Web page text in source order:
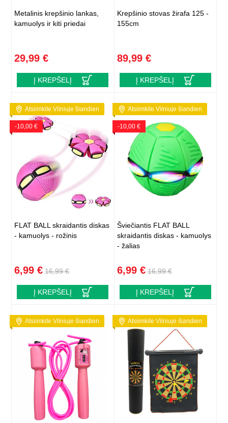
Metalinis krepšinio lankas,
kamuolys ir kiti priedai
29,99 €
Į KREPŠELĮ
Krepšinio stovas žirafa 125 -
155cm
89,99 €
Į KREPŠELĮ
Atsiimkite Vilniuje šiandien
-10,00 €
FLAT BALL skraidantis diskas
- kamuolys - rožinis
6,99 € 16,99 €
Į KREPŠELĮ
Atsiimkite Vilniuje šiandien
-10,00 €
Šviečiantis FLAT BALL
skraidantis diskas - kamuolys
- žalias
6,99 € 16,99 €
Į KREPŠELĮ
Atsiimkite Vilniuje šiandien Atsiimkite Vilniuje šiandien